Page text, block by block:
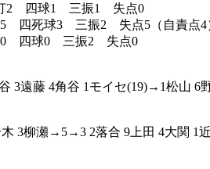
2 四球1 三振1 失点0
死球3 三振2 失点5（自責点4
四球0 三振2 失点0
3遠藤 4角谷 1モイセ(19)→1松山 6
3柳瀬→5→3 2落合 9上田 4大関 1